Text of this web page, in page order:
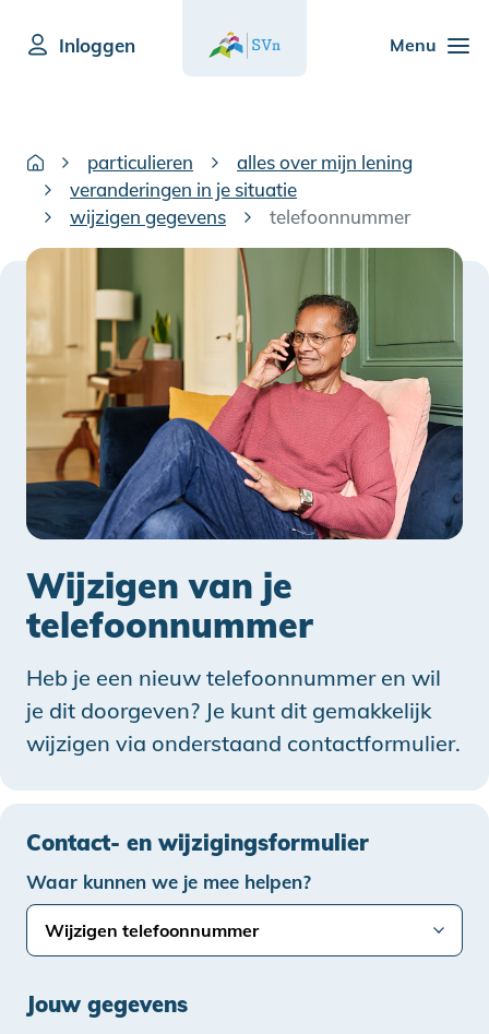
Menu
Inloggen
particulieren
alles over mijn lening
veranderingen in je situatie
wijzigen gegevens
telefoonnummer
Wijzigen van je
telefoonnummer
Heb je een nieuw telefoonnummer en wil
je dit doorgeven? Je kunt dit gemakkelijk
wijzigen via onderstaand contactformulier.
Contact- en wijzigingsformulier
Waar kunnen we je mee helpen?
Jouw gegevens